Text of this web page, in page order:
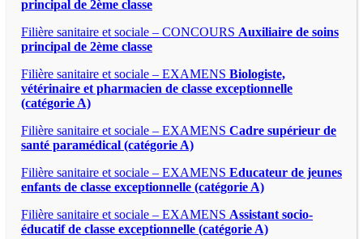
principal de 2ème classe
Filière sanitaire et sociale – CONCOURS Auxiliaire de soins
principal de 2ème classe
Filière sanitaire et sociale – EXAMENS Biologiste,
vétérinaire et pharmacien de classe exceptionnelle
(catégorie A)
Filière sanitaire et sociale – EXAMENS Cadre supérieur de
santé paramédical (catégorie A)
Filière sanitaire et sociale – EXAMENS Educateur de jeunes
enfants de classe exceptionnelle (catégorie A)
Filière sanitaire et sociale – EXAMENS Assistant socio-
éducatif de classe exceptionnelle (catégorie A)